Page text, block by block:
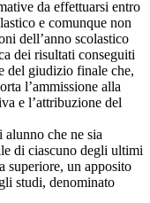
da effettuarsi entro
e comunque non
dell’anno scolastico
dei risultati conseguiti
del giudizio finale che,
l’ammissione alla
e l’attribuzione del
che ne sia
di ciascuno degli ultimi
superiore, un apposito
studi, denominato